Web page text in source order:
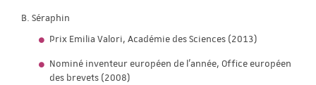
B. Séraphin
Prix Emilia Valori, Académie des Sciences (2013)
Nominé inventeur européen de l'année, Office européen
des brevets (2008)